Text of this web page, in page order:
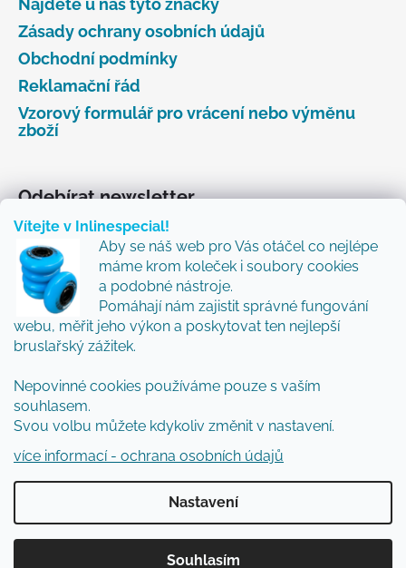
Vítejte v Inlinespecial!
Aby se náš web pro Vás otáčel co nejlépe
máme krom koleček i soubory cookies
a podobné nástroje.
Pomáhají nám zajistit správné fungování
webu, měřit jeho výkon a poskytovat ten nejlepší
bruslařský zážitek.
Nepovinné cookies používáme pouze s vaším
souhlasem.
Svou volbu můžete kdykoliv změnit v nastavení.
více informací - ochrana osobních údajů
Nastavení
Souhlasím
Najdete u nás tyto značky
Zásady ochrany osobních údajů
Obchodní podmínky
Reklamační řád
Vzorový formulář pro vrácení nebo výměnu
zboží
Odebírat newsletter
Vložte svůj e-mail a my vám budeme zasílat informace
o nových produktech na našem e-shopu.
Přidejte se k nám a my Vám budeme zasílat ty nejlepší
novinky a tipy.
E-mail
Vložením e-mailu souhlasíte spodmínkami
ochrany osobních údajů
PŘIHLÁSIT SE
Vytvořil Shoptet